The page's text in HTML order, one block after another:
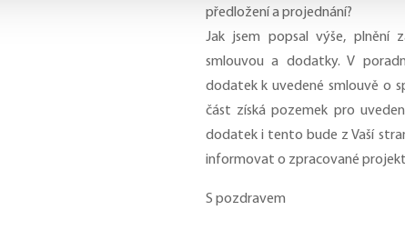
předložení a projednání?
Jak jsem popsal výše, plnění
smlouvou a dodatky. V
dodatek k uvedené smlouvě o
část získá pozemek pro
dodatek i tento bude z Vaší
informovat o zpracované
S pozdravem